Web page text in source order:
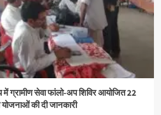
ग्रामीण सेवा फांलो-अप शिविर आयोजित 22
की दी जानकारी